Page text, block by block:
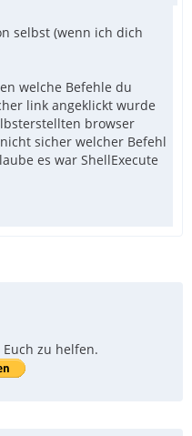
selbst (wenn ich dich
welche Befehle du
link angeklickt wurde
browser
sicher welcher Befehl
es war ShellExecute
zu helfen.